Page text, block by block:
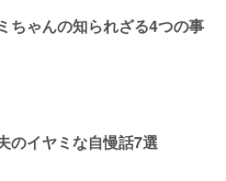
ちゃんの知られざる4つの事
のイヤミな自慢話7選